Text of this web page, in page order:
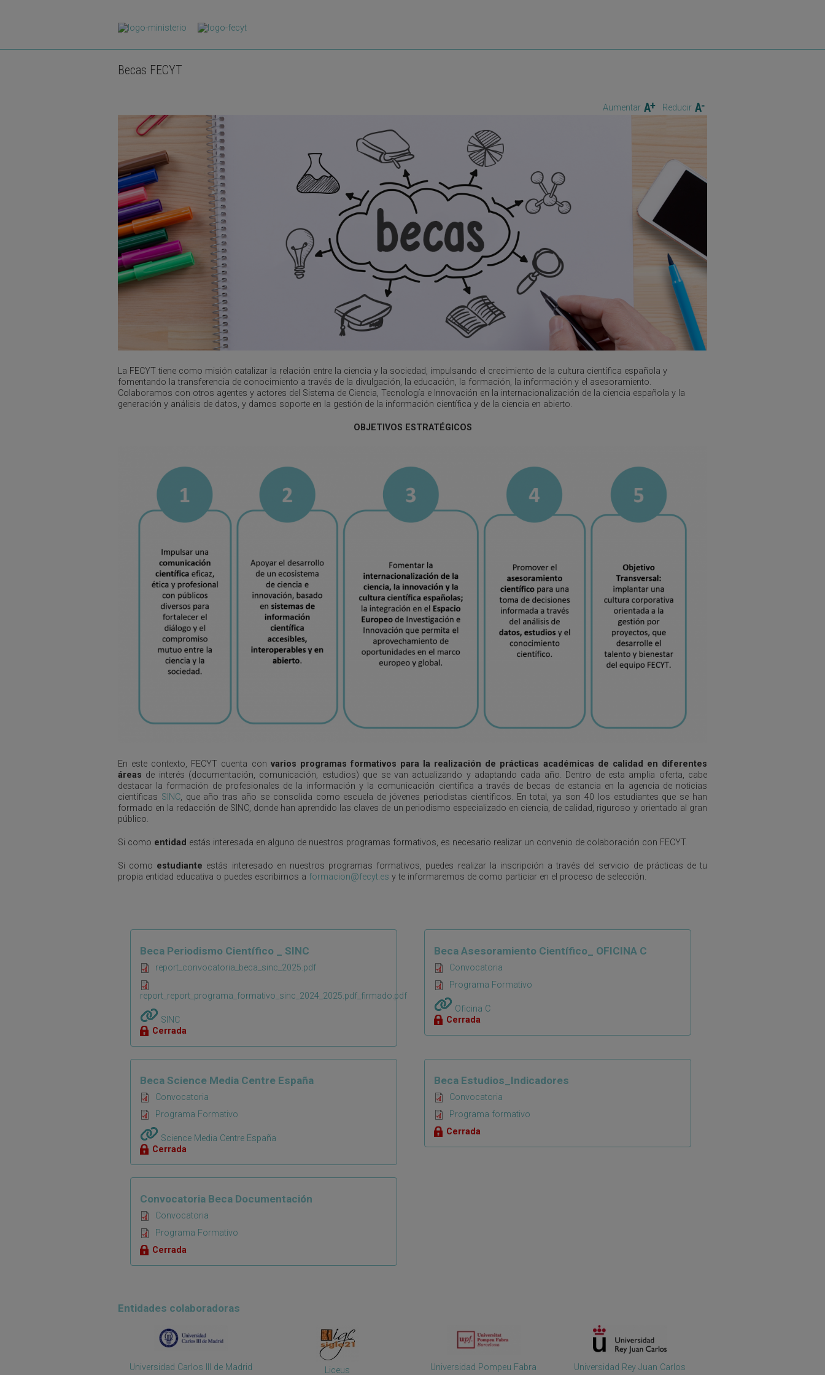
Becas FECYT
Aumentar Reducir
La FECYT tiene como misión catalizar la relación entre la ciencia y la sociedad, impulsando el crecimiento de la cultura científica española y
fomentando la transferencia de conocimiento a través de la divulgación, la educación, la formación, la información y el asesoramiento.
Colaboramos con otros agentes y actores del Sistema de Ciencia, Tecnología e Innovación en la internacionalización de la ciencia española y la
generación y análisis de datos, y damos soporte en la gestión de la información científica y de la ciencia en abierto.
OBJETIVOS ESTRATÉGICOS
En este contexto, FECYT cuenta con varios programas formativos para la realización de prácticas académicas de calidad en diferentes
áreas de interés (documentación, comunicación, estudios) que se van actualizando y adaptando cada año. Dentro de esta amplia oferta, cabe
destacar la formación de profesionales de la información y la comunicación científica a través de becas de estancia en la agencia de noticias
científicas SINC, que año tras año se consolida como escuela de jóvenes periodistas científicos. En total, ya son 40 los estudiantes que se han
formado en la redacción de SINC, donde han aprendido las claves de un periodismo especializado en ciencia, de calidad, riguroso y orientado al gran
público.
Si como entidad estás interesada en alguno de nuestros programas formativos, es necesario realizar un convenio de colaboración con FECYT.
Si como estudiante estás interesado en nuestros programas formativos, puedes realizar la inscripción a través del servicio de prácticas de tu
propia entidad educativa o puedes escribirnos a formacion@fecyt.es y te informaremos de como particiar en el proceso de selección.
Beca Periodismo Científico _ SINC
report_convocatoria_beca_sinc_2025.pdf
report_report_programa_formativo_sinc_2024_2025.pdf_firmado.pdf
SINC
Cerrada
Beca Asesoramiento Científico_ OFICINA C
Convocatoria
Programa Formativo
Oficina C
Cerrada
Beca Science Media Centre España
Convocatoria
Programa Formativo
Science Media Centre España
Cerrada
Beca Estudios_Indicadores
Convocatoria
Programa formativo
Cerrada
Convocatoria Beca Documentación
Convocatoria
Programa Formativo
Cerrada
Entidades colaboradoras
Universidad Carlos III de Madrid Liceus Universidad Pompeu Fabra Universidad Rey Juan Carlos